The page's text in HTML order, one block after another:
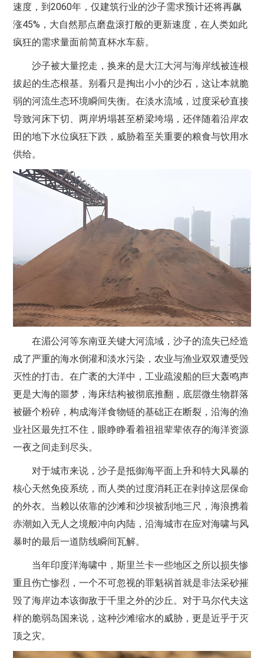
速度，到2060年，仅建筑行业的沙子需求预计还将再飙
涨45%，大自然那点磨盘滚打般的更新速度，在人类如此
疯狂的需求量面前简直杯水车薪。
沙子被大量挖走，换来的是大江大河与海岸线被连根
拔起的生态根基。别看只是掏出小小的沙石，这让本就脆
弱的河流生态环境瞬间失衡。在淡水流域，过度采砂直接
导致河床下切、两岸坍塌甚至桥梁垮塌，还伴随着沿岸农
田的地下水位疯狂下跌，威胁着至关重要的粮食与饮用水
供给。
在湄公河等东南亚关键大河流域，沙子的流失已经造
成了严重的海水倒灌和淡水污染，农业与渔业双双遭受毁
灭性的打击。在广袤的大洋中，工业疏浚船的巨大轰鸣声
更是大海的噩梦，海床结构被彻底推翻，底层微生物群落
被砸个粉碎，构成海洋食物链的基础正在断裂，沿海的渔
业社区最先扛不住，眼睁睁看着祖祖辈辈依存的海洋资源
一夜之间走到尽头。
对于城市来说，沙子是抵御海平面上升和特大风暴的
核心天然免疫系统，而人类的过度消耗正在剥掉这层保命
的外衣。当赖以依靠的沙滩和沙坝被刮地三尺，海浪携着
赤潮如入无人之境般冲向内陆，沿海城市在应对海啸与风
暴时的最后一道防线瞬间瓦解。
当年印度洋海啸中，斯里兰卡一些地区之所以损失惨
重且伤亡惨烈，一个不可忽视的罪魁祸首就是非法采砂摧
毁了海岸边本该御敌于千里之外的沙丘。对于马尔代夫这
样的脆弱岛国来说，这种沙滩缩水的威胁，更是近乎于灭
顶之灾。